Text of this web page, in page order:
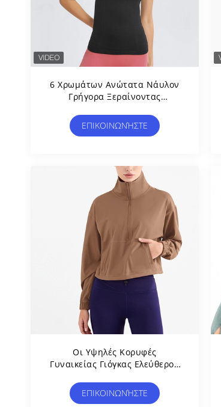
6 Χρωμάτων Ανώτατα Νάυλον
Γρήγορα Ξεραίνοντας
Γυμναστικής Μανικιών Των
Γυναικών Κοντά
ΕΠΙΚΟΙΝΩΝΉΣΤΕ
Οι Υψηλές Κορυφές
Γυναικείας Γιόγκας Ελεύθερου
Πυκνώνουν Το Ημι Φερμουάρ
Για Τις Γυναίκες
ΕΠΙΚΟΙΝΩΝΉΣΤΕ